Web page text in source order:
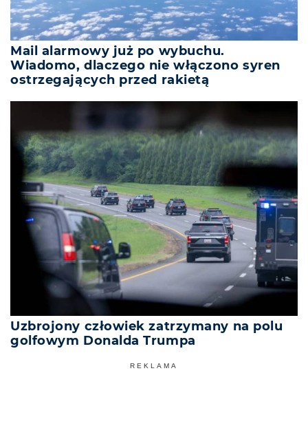
Mail alarmowy już po wybuchu.
Wiadomo, dlaczego nie włączono syren
ostrzegających przed rakietą
Uzbrojony człowiek zatrzymany na polu
golfowym Donalda Trumpa
REKLAMA